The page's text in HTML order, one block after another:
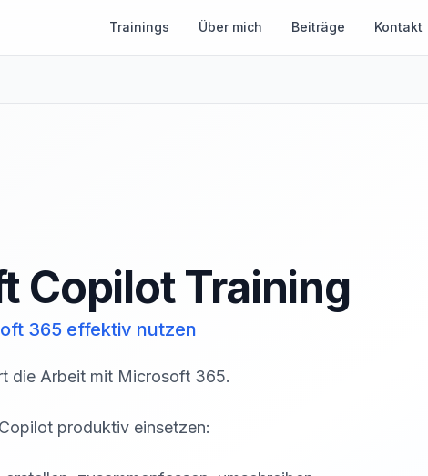
Trainings Über mich Beiträge Kontakt
Copilot Training
365 effektiv nutzen
die Arbeit mit Microsoft 365.
produktiv einsetzen: